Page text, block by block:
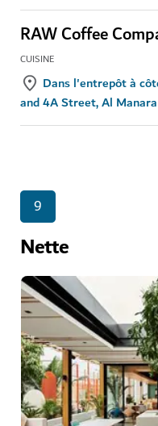
RAW Coffee
CUISINE
Dans l'entrepôt à
and 4A Street, Al
9
Nette